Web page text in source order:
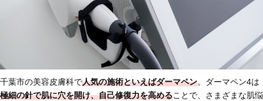
千葉市の美容皮膚科で人気の施術といえばダーマペン。ダーマペン4は
極細の針で肌に穴を開け、自己修復力を高めることで、さまざまな肌悩